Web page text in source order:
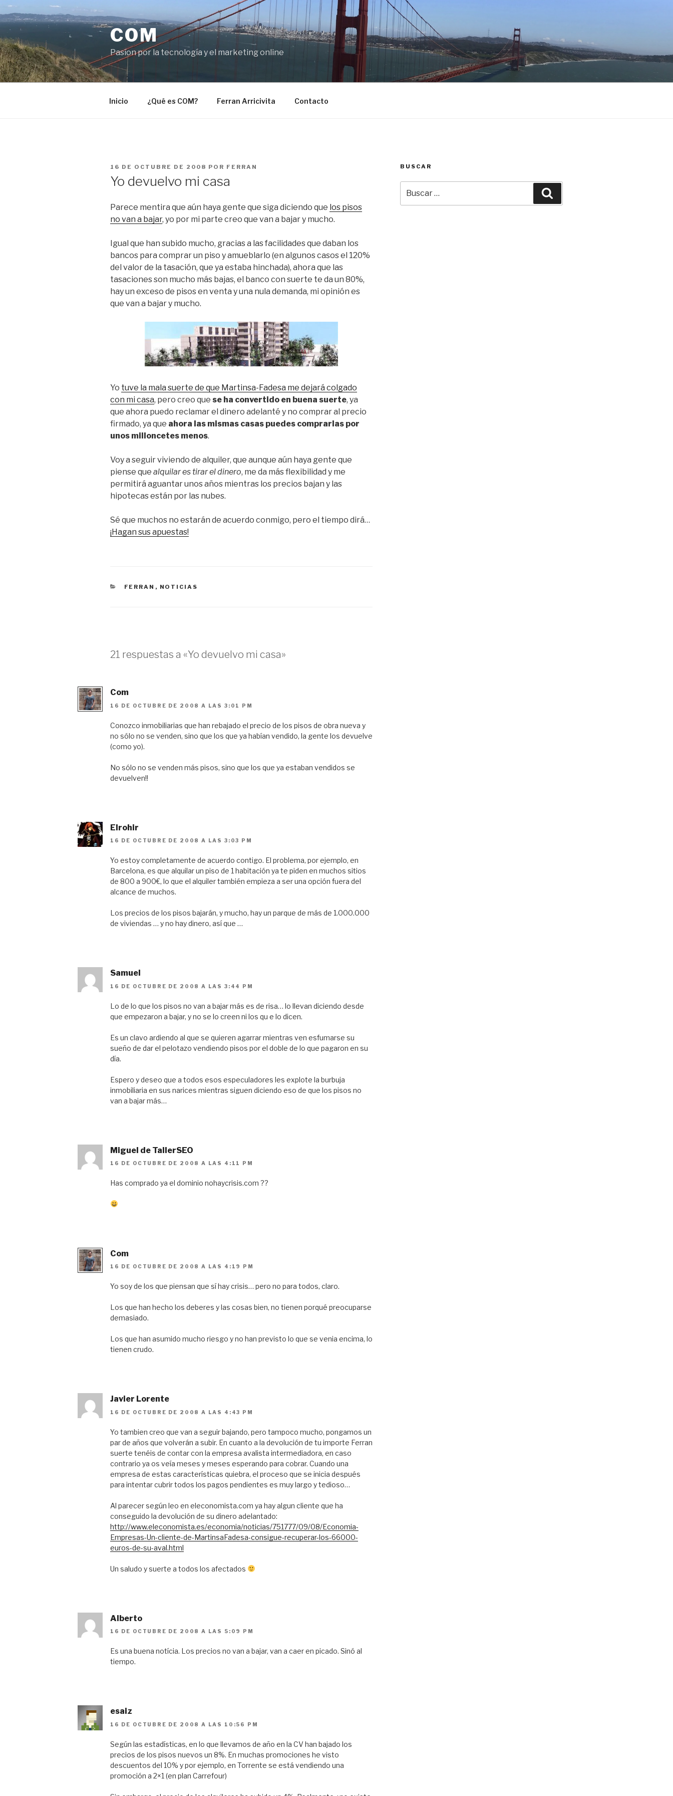
Saltar
al
contenido
COM
Pasíon por la tecnología y el marketing online
Inicio ¿Qué es COM? Ferran Arricivita Contacto
PUBLICADO
16 DE OCTUBRE DE 2008 POR FERRAN
Yo devuelvo mi casa
Parece mentira que aún haya gente que siga diciendo que los pisos
no van a bajar, yo por mi parte creo que van a bajar y mucho.
Igual que han subido mucho, gracias a las facilidades que daban los
bancos para comprar un piso y amueblarlo (en algunos casos el 120%
del valor de la tasación, que ya estaba hinchada), ahora que las
tasaciones son mucho más bajas, el banco con suerte te da un 80%,
hay un exceso de pisos en venta y una nula demanda, mi opinión es
que van a bajar y mucho.
Yo tuve la mala suerte de que Martinsa-Fadesa me dejará colgado
con mi casa, pero creo que se ha convertido en buena suerte, ya
que ahora puedo reclamar el dinero adelanté y no comprar al precio
firmado, ya que ahora las mismas casas puedes comprarlas por
unos milloncetes menos.
Voy a seguir viviendo de alquiler, que aunque aún haya gente que
piense que alquilar es tirar el dinero, me da más flexibilidad y me
permitirá aguantar unos años mientras los precios bajan y las
hipotecas están por las nubes.
Sé que muchos no estarán de acuerdo conmigo, pero el tiempo dirá…
¡Hagan sus apuestas!
CATEGORÍAS
FERRAN , NOTICIAS
21 respuestas a «Yo devuelvo mi casa»
Com
16 DE OCTUBRE DE 2008 A LAS 3:01 PM
Conozco inmobiliarias que han rebajado el precio de los pisos de obra nueva y
no sólo no se venden, sino que los que ya habían vendido, la gente los devuelve
(como yo).
No sólo no se venden más pisos, sino que los que ya estaban vendidos se
devuelven!!
Elrohir
16 DE OCTUBRE DE 2008 A LAS 3:03 PM
Yo estoy completamente de acuerdo contigo. El problema, por ejemplo, en
Barcelona, es que alquilar un piso de 1 habitación ya te piden en muchos sitios
de 800 a 900€, lo que el alquiler también empieza a ser una opción fuera del
alcance de muchos.
Los precios de los pisos bajarán, y mucho, hay un parque de más de 1.000.000
de viviendas … y no hay dinero, así que …
Samuel
16 DE OCTUBRE DE 2008 A LAS 3:44 PM
Lo de lo que los pisos no van a bajar más es de risa… lo llevan diciendo desde
que empezaron a bajar, y no se lo creen ni los qu e lo dicen.
Es un clavo ardiendo al que se quieren agarrar mientras ven esfumarse su
sueño de dar el pelotazo vendiendo pisos por el doble de lo que pagaron en su
día.
Espero y deseo que a todos esos especuladores les explote la burbuja
inmobiliaria en sus narices mientras siguen diciendo eso de que los pisos no
van a bajar más…
Miguel de TallerSEO
16 DE OCTUBRE DE 2008 A LAS 4:11 PM
Has comprado ya el dominio nohaycrisis.com ??
Com
16 DE OCTUBRE DE 2008 A LAS 4:19 PM
Yo soy de los que piensan que sí hay crisis… pero no para todos, claro.
Los que han hecho los deberes y las cosas bien, no tienen porqué preocuparse
demasiado.
Los que han asumido mucho riesgo y no han previsto lo que se venia encima, lo
tienen crudo.
Javier Lorente
16 DE OCTUBRE DE 2008 A LAS 4:43 PM
Yo tambien creo que van a seguir bajando, pero tampoco mucho, pongamos un
par de años que volverán a subir. En cuanto a la devolución de tu importe Ferran
suerte tenéis de contar con la empresa avalista intermediadora, en caso
contrario ya os veía meses y meses esperando para cobrar. Cuando una
empresa de estas características quiebra, el proceso que se inicia después
para intentar cubrir todos los pagos pendientes es muy largo y tedioso…
Al parecer según leo en eleconomista.com ya hay algun cliente que ha
conseguido la devolución de su dinero adelantado:
http://www.eleconomista.es/economia/noticias/751777/09/08/Economia-
Empresas-Un-cliente-de-MartinsaFadesa-consigue-recuperar-los-66000-
euros-de-su-aval.html
Un saludo y suerte a todos los afectados
Alberto
16 DE OCTUBRE DE 2008 A LAS 5:09 PM
Es una buena notícia. Los precios no van a bajar, van a caer en picado. Sinó al
tiempo.
esaiz
16 DE OCTUBRE DE 2008 A LAS 10:56 PM
Según las estadísticas, en lo que llevamos de año en la CV han bajado los
precios de los pisos nuevos un 8%. En muchas promociones he visto
descuentos del 10% y por ejemplo, en Torrente se está vendiendo una
promoción a 2×1 (en plan Carrefour)
BUSCAR
por: